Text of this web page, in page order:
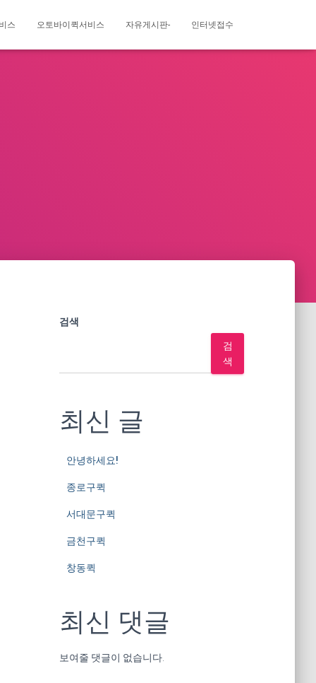
스 오토바이퀵서비스 자유게시판- 인터넷접수
검색
검
색
최신 글
안녕하세요!
종로구퀵
서대문구퀵
금천구퀵
창동퀵
최신 댓글
보여줄 댓글이 없습니다.